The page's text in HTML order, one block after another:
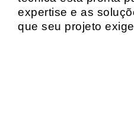
expertise e as
que seu projeto